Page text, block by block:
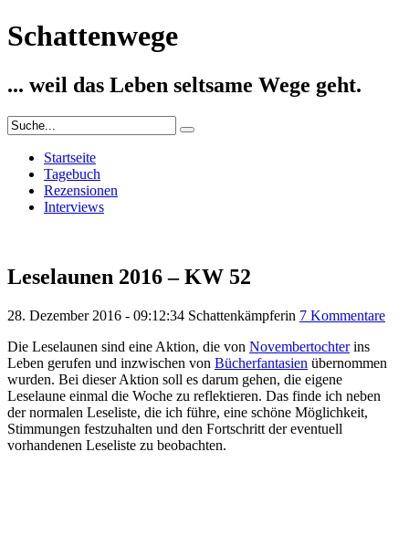
Schattenwege
... weil das Leben seltsame Wege geht.
Startseite
Tagebuch
Rezensionen
Interviews
Leselaunen 2016 – KW 52
28. Dezember 2016 - 09:12:34 Schattenkämpferin 7 Kommentare
Die Leselaunen sind eine Aktion, die von Novembertochterins
Leben gerufen und inzwischen von Bücherfantasien übernommen
wurden. Bei dieser Aktion soll es darum gehen, die eigene
Leselaune einmal die Woche zu reflektieren. Das finde ich neben
der normalen Leseliste, die ich führe, eine schöne Möglichkeit,
Stimmungen festzuhalten und den Fortschritt der eventuell
vorhandenen Leseliste zu beobachten.